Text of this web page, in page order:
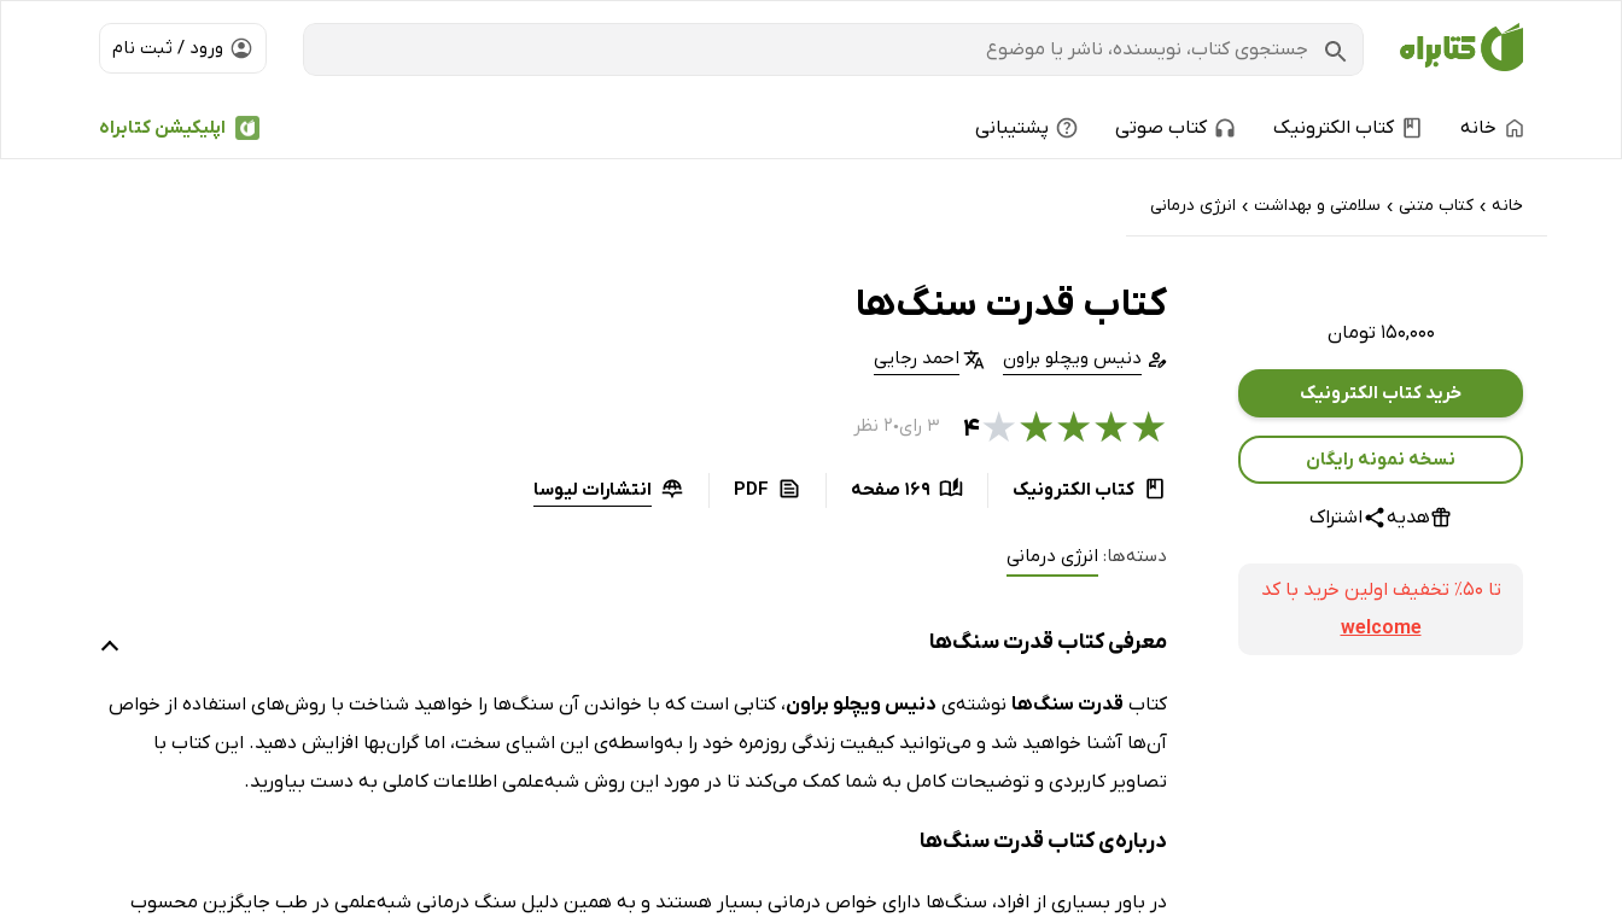
ورود / ثبت نام
اپلیکیشن کتابراه خانه کتاب الکترونیک کتاب صوتی پشتیبانی
خانه › کتاب‌ متنی › سلامتی و بهداشت › انرژی درمانی
۱۵۰,۰۰۰ تومان
خرید کتاب الکترونیک
نسخه نمونه رایگان
هدیه اشتراک
تا ۵۰٪ تخفیف اولین خرید با کد
welcome
کتاب قدرت سنگ‌ها
دنیس ویچلو براون احمد رجایی
★
★
★
★
★۴ ۳ رای ● ۲ نظر
کتاب الکترونیک 169 صفحه PDF انتشارات لیوسا
دسته‌ها: انرژی درمانی
معرفی کتاب قدرت سنگ‌ها
کتاب قدرت سنگ‌ها نوشته‌ی دنیس ویچلو براون، کتابی است که با خواندن آن سنگ‌ها را خواهید شناخت با روش‌های استفاده از خواص
آن‌ها آشنا خواهید شد و می‌توانید کیفیت زندگی روزمره خود را به‌واسطه‌ی این اشیای سخت، اما گران‌بها افزایش دهید. این کتاب با
تصاویر کاربردی و توضیحات کامل به شما کمک می‌کند تا در مورد این روش شبه‌علمی اطلاعات کاملی به دست بیاورید.
درباره‌ی کتاب قدرت سنگ‌ها
در باور بسیاری از افراد، سنگ‌ها دارای خواص درمانی بسیار هستند و به همین دلیل سنگ درمانی شبه‌علمی در طب جایگزین محسوب